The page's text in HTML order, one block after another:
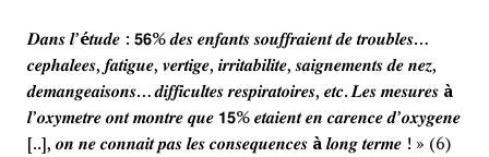
𝑫𝒂𝒏𝒔 𝒍’é𝒕𝒖𝒅𝒆 : 𝟱𝟲% 𝒅𝒆𝒔 𝒆𝒏𝒇𝒂𝒏𝒕𝒔 𝒔𝒐𝒖𝒇𝒇𝒓𝒂𝒊𝒆𝒏𝒕 𝒅𝒆 𝒕𝒓𝒐𝒖𝒃𝒍𝒆𝒔…
𝒄𝒆𝒑𝒉𝒂𝒍𝒆𝒆𝒔, 𝒇𝒂𝒕𝒊𝒈𝒖𝒆, 𝒗𝒆𝒓𝒕𝒊𝒈𝒆, 𝒊𝒓𝒓𝒊𝒕𝒂𝒃𝒊𝒍𝒊𝒕𝒆, 𝒔𝒂𝒊𝒈𝒏𝒆𝒎𝒆𝒏𝒕𝒔 𝒅𝒆 𝒏𝒆𝒛,
𝒅𝒆𝒎𝒂𝒏𝒈𝒆𝒂𝒊𝒔𝒐𝒏𝒔… 𝒅𝒊𝒇𝒇𝒊𝒄𝒖𝒍𝒕𝒆𝒔 𝒓𝒆𝒔𝒑𝒊𝒓𝒂𝒕𝒐𝒊𝒓𝒆𝒔, 𝒆𝒕𝒄. 𝑳𝒆𝒔 𝒎𝒆𝒔𝒖𝒓𝒆𝒔 à
𝒍’𝒐𝒙𝒚𝒎𝒆𝒕𝒓𝒆 𝒐𝒏𝒕 𝒎𝒐𝒏𝒕𝒓𝒆 𝒒𝒖𝒆 𝟭𝟱% 𝒆𝒕𝒂𝒊𝒆𝒏𝒕 𝒆𝒏 𝒄𝒂𝒓𝒆𝒏𝒄𝒆 𝒅’𝒐𝒙𝒚𝒈𝒆𝒏𝒆
[..], 𝒐𝒏 𝒏𝒆 𝒄𝒐𝒏𝒏𝒂𝒊𝒕 𝒑𝒂𝒔 𝒍𝒆𝒔 𝒄𝒐𝒏𝒔𝒆𝒒𝒖𝒆𝒏𝒄𝒆𝒔 à𝒍𝒐𝒏𝒈 𝒕𝒆𝒓𝒎𝒆 ! » (6)